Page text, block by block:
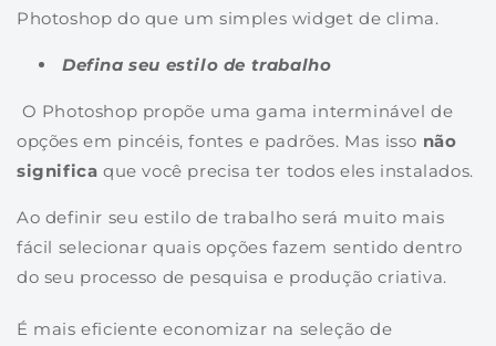
Photoshop do que um simples widget de clima.
Defina seu estilo de trabalho
O Photoshop propõe uma gama interminável de
opções em pincéis, fontes e padrões. Mas isso não
significa que você precisa ter todos eles instalados.
Ao definir seu estilo de trabalho será muito mais
fácil selecionar quais opções fazem sentido dentro
do seu processo de pesquisa e produção criativa.
É mais eficiente economizar na seleção de